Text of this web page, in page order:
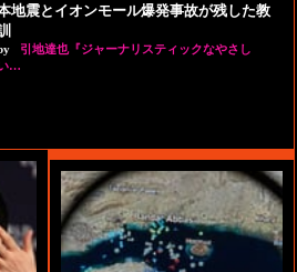
地震とイオンモール爆発事故が残した教
引地達也『ジャーナリスティックなやさし
…